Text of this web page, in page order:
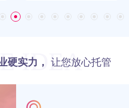
IDEA
硬实力， 让您放心托管